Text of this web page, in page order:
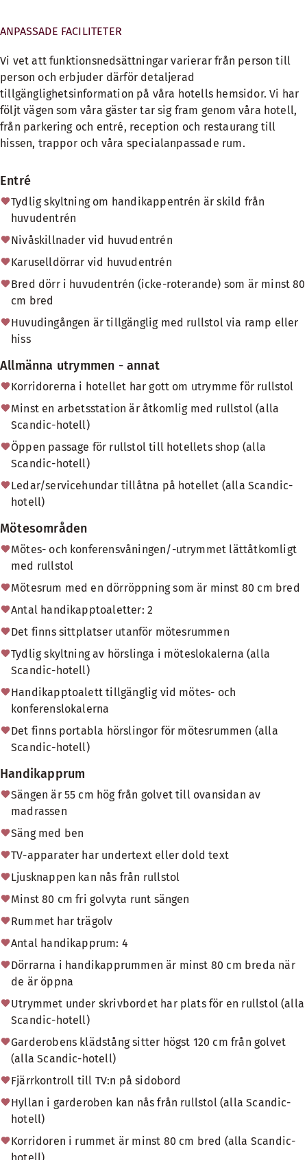
ANPASSADE FACILITETER
Vi vet att funktionsnedsättningar varierar från person till
person och erbjuder därför detaljerad
tillgänglighetsinformation på våra hotells hemsidor. Vi har
följt vägen som våra gäster tar sig fram genom våra hotell,
från parkering och entré, reception och restaurang till
hissen, trappor och våra specialanpassade rum.
Entré
Tydlig skyltning om handikappentrén är skild från
huvudentrén
Nivåskillnader vid huvudentrén
Karuselldörrar vid huvudentrén
Bred dörr i huvudentrén (icke-roterande) som är minst 80
cm bred
Huvudingången är tillgänglig med rullstol via ramp eller
hiss
Allmänna utrymmen - annat
Korridorerna i hotellet har gott om utrymme för rullstol
Minst en arbetsstation är åtkomlig med rullstol (alla
Scandic-hotell)
Öppen passage för rullstol till hotellets shop (alla
Scandic-hotell)
Ledar/servicehundar tillåtna på hotellet (alla Scandic-
hotell)
Mötesområden
Mötes- och konferensvåningen/-utrymmet lättåtkomligt
med rullstol
Mötesrum med en dörröppning som är minst 80 cm bred
Antal handikapptoaletter: 2
Det finns sittplatser utanför mötesrummen
Tydlig skyltning av hörslinga i möteslokalerna (alla
Scandic-hotell)
Handikapptoalett tillgänglig vid mötes- och
konferenslokalerna
Det finns portabla hörslingor för mötesrummen (alla
Scandic-hotell)
Handikapprum
Sängen är 55 cm hög från golvet till ovansidan av
madrassen
Säng med ben
TV-apparater har undertext eller dold text
Ljusknappen kan nås från rullstol
Minst 80 cm fri golvyta runt sängen
Rummet har trägolv
Antal handikapprum: 4
Dörrarna i handikapprummen är minst 80 cm breda när
de är öppna
Utrymmet under skrivbordet har plats för en rullstol (alla
Scandic-hotell)
Garderobens klädstång sitter högst 120 cm från golvet
(alla Scandic-hotell)
Fjärrkontroll till TV:n på sidobord
Hyllan i garderoben kan nås från rullstol (alla Scandic-
hotell)
Korridoren i rummet är minst 80 cm bred (alla Scandic-